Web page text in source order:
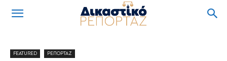
FEATURED ΡΕΠΟΡΤΑΖ